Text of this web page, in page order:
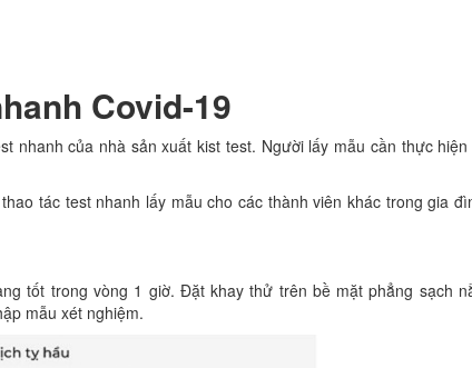
Covid-19
nhanh của nhà sản xuất kist test. Người lấy mẫu cần thực hiện
tác test nhanh lấy mẫu cho các thành viên khác trong gia
tốt trong vòng 1 giờ. Đặt khay thử trên bề mặt phẳng sạch
mẫu xét nghiệm.